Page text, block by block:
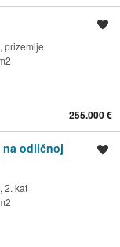
prizemlje
255.000 €
na odličnoj
2. kat